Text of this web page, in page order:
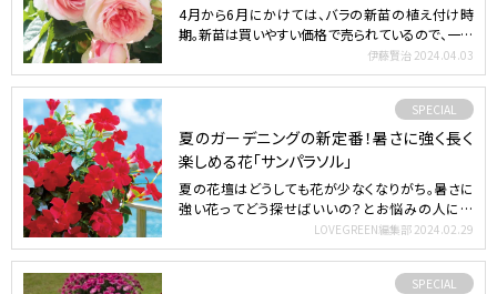
4月から6月にかけては、バラの新苗の植え付け時
期。新苗は買いやすい価格で売られているので、一度
伊藤賢治 2024.04.03
SPECIAL
夏のガーデニングの新定番！暑さに強く長く
楽しめる花「サンパラソル」
夏の花壇はどうしても花が少なくなりがち。暑さに
強い花ってどう探せばいいの？とお悩みの人には
LOVEGREEN編集部 2024.02.29
SPECIAL